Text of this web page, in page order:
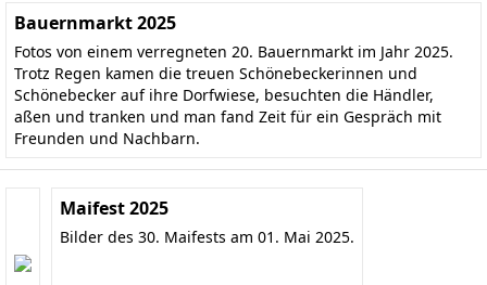
Bauernmarkt 2025
Fotos von einem verregneten 20. Bauernmarkt im Jahr 2025.
Trotz Regen kamen die treuen Schönebeckerinnen und
Schönebecker auf ihre Dorfwiese, besuchten die Händler,
aßen und tranken und man fand Zeit für ein Gespräch mit
Freunden und Nachbarn.
Maifest 2025
Bilder des 30. Maifests am 01. Mai 2025.